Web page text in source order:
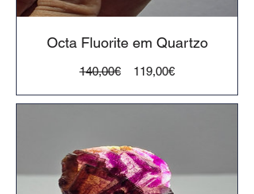
Octa Fluorite em Quartzo
140,00€
Preço
119,00€Preço